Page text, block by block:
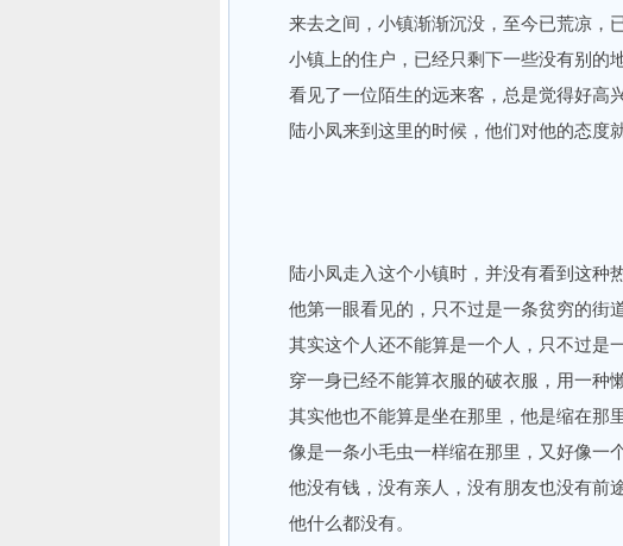
来去之间，小镇渐渐沉没，至今已荒凉，已
小镇上的住户，已经只剩下一些没有别的地
看见了一位陌生的远来客，总是觉得好高兴
陆小凤来到这里的时候，他们对他的态度就
陆小凤走入这个小镇时，并没有看到这种热
他第一眼看见的，只不过是一条贫穷的街道
其实这个人还不能算是一个人，只不过是一
穿一身已经不能算衣服的破衣服，用一种懒
其实他也不能算是坐在那里，他是缩在那里
像是一条小毛虫一样缩在那里，又好像一个
他没有钱，没有亲人，没有朋友也没有前途
他什么都没有。